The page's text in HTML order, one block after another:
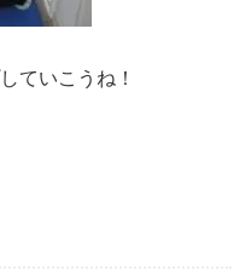
ていこうね！